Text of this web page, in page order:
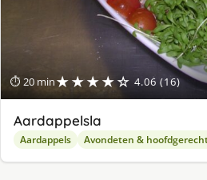
⏱ 20 min★★★★☆ 4.06 (16)
Aardappelsla
Aardappels Avondeten &